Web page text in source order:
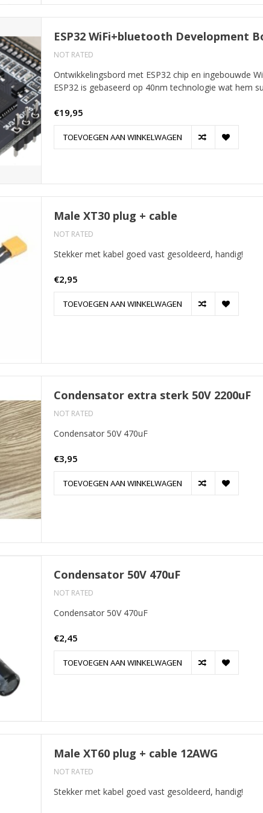
ESP32 WiFi+bluetooth Development
NOT RATED
Ontwikkelingsbord met ESP32 chip en ingebouwde
ESP32 is gebaseerd op 40nm technologie wat hem
€19,95
TOEVOEGEN AAN WINKELWAGEN
Male XT30 plug + cable
NOT RATED
Stekker met kabel goed vast gesoldeerd, handig!
€2,95
TOEVOEGEN AAN WINKELWAGEN
Condensator extra sterk 50V 2200uF
NOT RATED
Condensator 50V 470uF
€3,95
TOEVOEGEN AAN WINKELWAGEN
Condensator 50V 470uF
NOT RATED
Condensator 50V 470uF
€2,45
TOEVOEGEN AAN WINKELWAGEN
Male XT60 plug + cable 12AWG
NOT RATED
Stekker met kabel goed vast gesoldeerd, handig!